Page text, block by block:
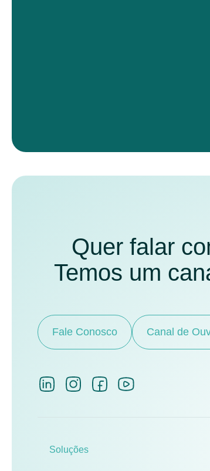
Quer falar
Temos um
Fale Conosco Canal de
Soluções